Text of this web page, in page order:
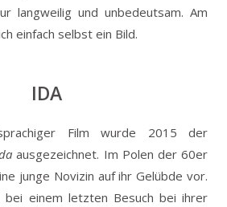
langweilig und unbedeutsam. Am
einfach selbst ein Bild.
IDA
Film wurde 2015 der
ausgezeichnet. Im Polen der 60er
junge Novizin auf ihr Gelübde vor.
bei einem letzten Besuch bei ihrer